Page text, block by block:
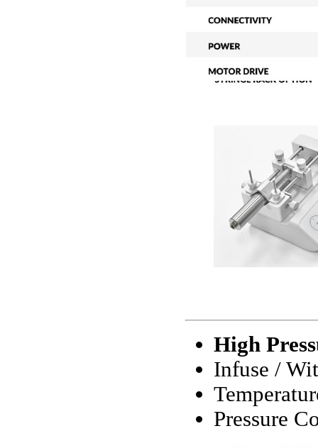
High
Infuse /
Pressure